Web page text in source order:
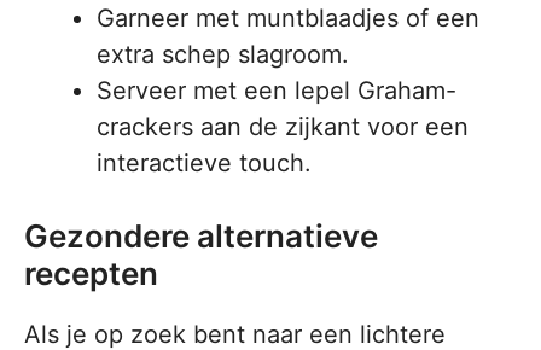
Garneer met muntblaadjes of een
extra schep slagroom.
Serveer met een lepel Graham-
crackers aan de zijkant voor een
interactieve touch.
Gezondere alternatieve
recepten
Als je op zoek bent naar een lichtere